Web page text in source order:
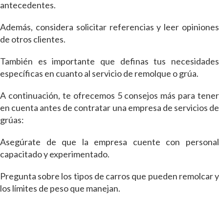
antecedentes.
Además, considera solicitar referencias y leer opiniones
de otros clientes.
También es importante que definas tus necesidades
específicas en cuanto al servicio de remolque o grúa.
A continuación, te ofrecemos 5 consejos más para tener
en cuenta antes de contratar una empresa de servicios de
grúas:
Asegúrate de que la empresa cuente con personal
capacitado y experimentado.
Pregunta sobre los tipos de carros que pueden remolcar y
los límites de peso que manejan.